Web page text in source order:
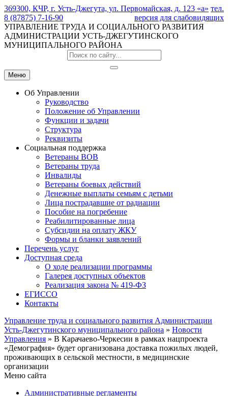
369300, КЧР, г. Усть-Джегута, ул. Первомайская, д. 123 «а» тел.
8 (87875) 7-16-90
версия для слабовидящих
УПРАВЛЕНИЕ ТРУДА И СОЦИАЛЬНОГО РАЗВИТИЯ
АДМИНИСТРАЦИИ УСТЬ-ДЖЕГУТИНСКОГО
МУНИЦИПАЛЬНОГО РАЙОНА
Меню
Об Управлении
Руководство
Положение об Управлении
Функции и задачи
Структура
Реквизиты
Социальная поддержка
Ветераны ВОВ
Ветераны труда
Инвалиды
Ветераны боевых действий
Денежные выплаты семьям с детьми
Лица пострадавшие от радиации
Пособие на погребение
Реабилитированные лица
Субсидии на оплату ЖКУ
Формы и бланки заявлений
Перечень услуг
Доступная среда
О ходе реализации программы
Галерея доступных объектов
Реализация закона № 419-ФЗ
ЕГИСCО
Контакты
Управление труда и социального развития Администрации
Усть-Джегутинского муниципального района » Новости
Управления » В Карачаево-Черкесии в рамках нацпроекта
«Демография» будет организована доставка пожилых людей,
проживающих в сельской местности, в медицинские
организации
Меню сайта
Административные регламенты